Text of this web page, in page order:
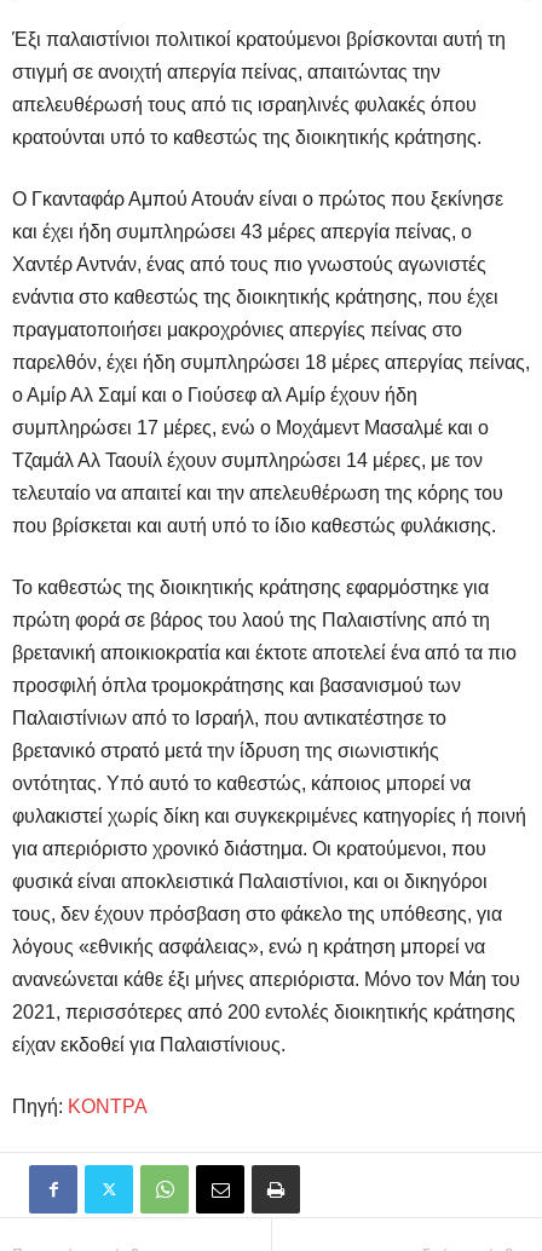
Έξι παλαιστίνιοι πολιτικοί κρατούμενοι βρίσκονται αυτή τη
στιγμή σε ανοιχτή απεργία πείνας, απαιτώντας την
απελευθέρωσή τους από τις ισραηλινές φυλακές όπου
κρατούνται υπό το καθεστώς της διοικητικής κράτησης.
Ο Γκανταφάρ Αμπού Ατουάν είναι ο πρώτος που ξεκίνησε
και έχει ήδη συμπληρώσει 43 μέρες απεργία πείνας, ο
Χαντέρ Αντνάν, ένας από τους πιο γνωστούς αγωνιστές
ενάντια στο καθεστώς της διοικητικής κράτησης, που έχει
πραγματοποιήσει μακροχρόνιες απεργίες πείνας στο
παρελθόν, έχει ήδη συμπληρώσει 18 μέρες απεργίας πείνας,
ο Αμίρ Αλ Σαμί και ο Γιούσεφ αλ Αμίρ έχουν ήδη
συμπληρώσει 17 μέρες, ενώ ο Μοχάμεντ Μασαλμέ και ο
Τζαμάλ Αλ Ταουίλ έχουν συμπληρώσει 14 μέρες, με τον
τελευταίο να απαιτεί και την απελευθέρωση της κόρης του
που βρίσκεται και αυτή υπό το ίδιο καθεστώς φυλάκισης.
Το καθεστώς της διοικητικής κράτησης εφαρμόστηκε για
πρώτη φορά σε βάρος του λαού της Παλαιστίνης από τη
βρετανική αποικιοκρατία και έκτοτε αποτελεί ένα από τα πιο
προσφιλή όπλα τρομοκράτησης και βασανισμού των
Παλαιστίνιων από το Ισραήλ, που αντικατέστησε το
βρετανικό στρατό μετά την ίδρυση της σιωνιστικής
οντότητας. Υπό αυτό το καθεστώς, κάποιος μπορεί να
φυλακιστεί χωρίς δίκη και συγκεκριμένες κατηγορίες ή ποινή
για απεριόριστο χρονικό διάστημα. Οι κρατούμενοι, που
φυσικά είναι αποκλειστικά Παλαιστίνιοι, και οι δικηγόροι
τους, δεν έχουν πρόσβαση στο φάκελο της υπόθεσης, για
λόγους «εθνικής ασφάλειας», ενώ η κράτηση μπορεί να
ανανεώνεται κάθε έξι μήνες απεριόριστα. Μόνο τον Μάη του
2021, περισσότερες από 200 εντολές διοικητικής κράτησης
είχαν εκδοθεί για Παλαιστίνιους.
Πηγή: ΚΟΝΤΡΑ